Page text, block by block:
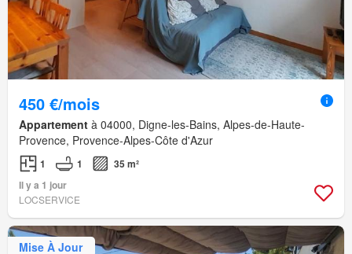
450 €/mois
Appartement à 04000, Digne-les-Bains, Alpes-de-Haute-
Provence, Provence-Alpes-Côte d'Azur
1 1
35 m²
Il y a 1 jour
LOCSERVICE
Mise À Jour